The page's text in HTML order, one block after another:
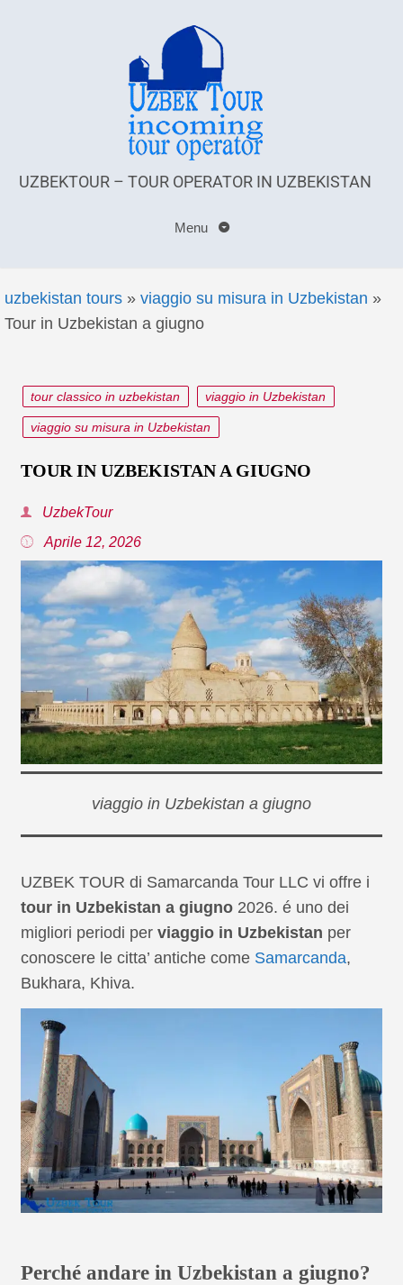
UZBEKTOUR – TOUR OPERATOR IN UZBEKISTAN
Menu
uzbekistan tours » viaggio su misura in Uzbekistan »
Tour in Uzbekistan a giugno
tour classico in uzbekistan viaggio in Uzbekistan
viaggio su misura in Uzbekistan
TOUR IN UZBEKISTAN A GIUGNO
UzbekTour
Aprile 12, 2026
viaggio in Uzbekistan a giugno
UZBEK TOUR di Samarcanda Tour LLC vi offre i
tour in Uzbekistan a giugno2026. é uno dei
migliori periodi per viaggio in Uzbekistan per
conoscere le citta’ antiche come Samarcanda,
Bukhara, Khiva.
Perché andare in Uzbekistan a giugno?